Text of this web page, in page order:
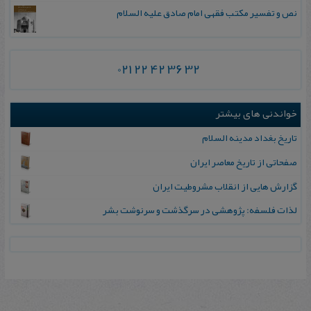
نص و تفسیر مکتب فقهی امام صادق علیه السلام
021 22 42 36 32
خواندنی های بیشتر
تاریخ بغداد مدینه السلام
صفحاتی‌ از تاریخ‌ معاصر ایران‌
گزارش‌ هایی‌ از انقلاب‌ مشروطیت‌ ایران
لذات فلسفه: پژوهشی در سرگذشت و سرنوشت بشر